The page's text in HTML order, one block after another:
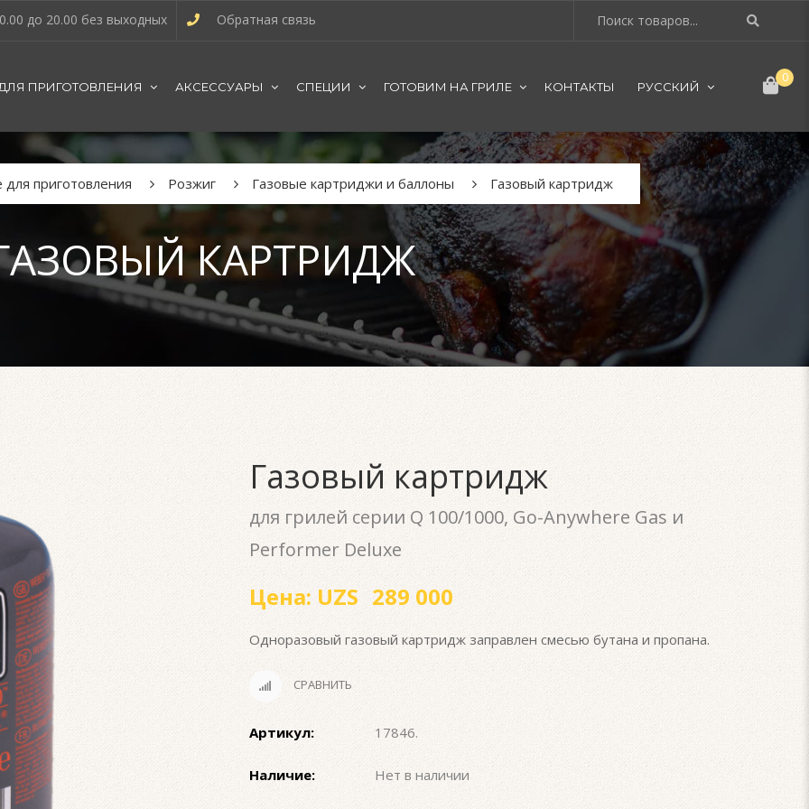
до 20.00 без выходных Обратная связь
ПРИГОТОВЛЕНИЯ АКСЕССУАРЫ СПЕЦИИ ГОТОВИМ НА ГРИЛЕ КОНТАКТЫ РУССКИЙ
0
КАРТРИДЖ
для приготовления Розжиг Газовые картриджи и баллоны Газовый картридж
Газовый картридж
для грилей серии Q 100/1000, Go-Anywhere Gas и
Performer Deluxe
Цена: UZS 289 000
Одноразовый газовый картридж заправлен смесью бутана и пропана.
СРАВНИТЬ
Артикул: 17846.
Наличие: Нет в наличии